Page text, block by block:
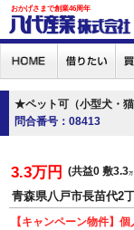
おかげさまで創業46周年
★ペット可（小型犬・
問合番号：08413
3.3万円 共益0 敷3.3万
青森県八戸市長苗代2
【キャンペーン物件】